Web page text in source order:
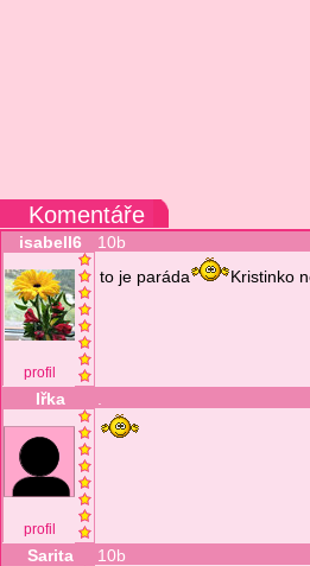
Komentáře
isabell6 10b
profil
to je paráda Kristinko
Iřka
profil
Sarita 10b